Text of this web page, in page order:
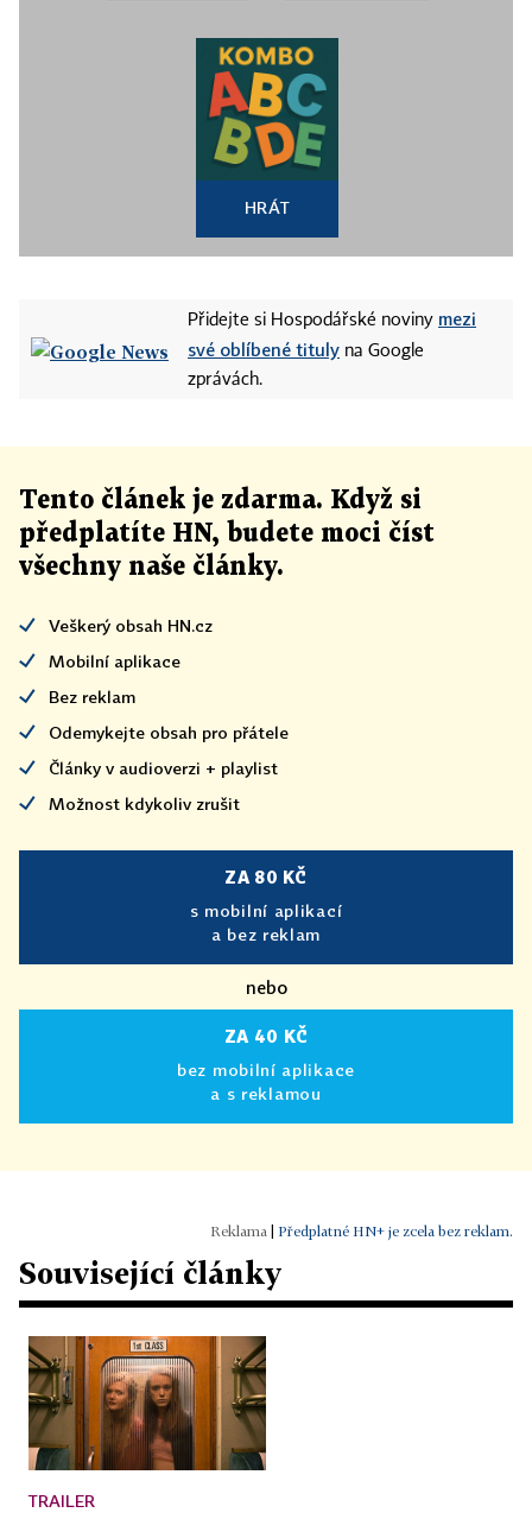
HRÁT
Přidejte si Hospodářské noviny mezi
své oblíbené tituly na Google
zprávách.
Tento článek je zdarma. Když si
předplatíte HN, budete moci číst
všechny naše články.
Veškerý obsah HN.cz
Mobilní aplikace
Bez reklam
Odemykejte obsah pro přátele
Články v audioverzi + playlist
Možnost kdykoliv zrušit
ZA 80 KČ
s mobilní aplikací
a bez reklam
nebo
ZA 40 KČ
bez mobilní aplikace
a s reklamou
Předplatné HN+ je zcela bez reklam.
Související články
TRAILER